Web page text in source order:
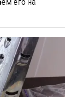
его на